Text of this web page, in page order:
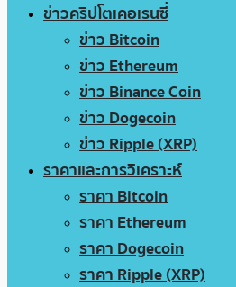
ข่าวคริปโตเคอเรนซี่
ข่าว Bitcoin
ข่าว Ethereum
ข่าว Binance Coin
ข่าว Dogecoin
ข่าว Ripple (XRP)
ราคาและการวิเคราะห์
ราคา Bitcoin
ราคา Ethereum
ราคา Dogecoin
ราคา Ripple (XRP)